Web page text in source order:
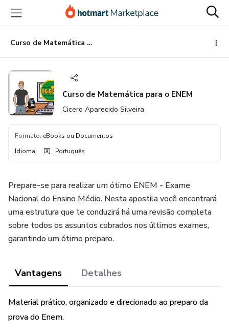
para
conteúdo
principal
para
pagamento
para
rodapé
Curso de Matemática para o ENEM
Curso de Matemática para o ENEM
Cicero Aparecido Silveira
Formato: eBooks ou Documentos
Idioma: Português
Prepare-se para realizar um ótimo ENEM - Exame
Nacional do Ensino Médio. Nesta apostila você encontrará
uma estrutura que te conduzirá há uma revisão completa
sobre todos os assuntos cobrados nos últimos exames,
garantindo um ótimo preparo.
Vantagens Detalhes
Material prático, organizado e direcionado ao preparo da
prova do Enem.